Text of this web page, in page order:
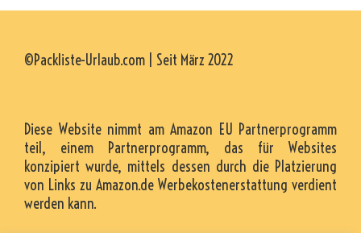
©Packliste-Urlaub.com | Seit März 2022
Diese Website nimmt am Amazon EU Partnerprogramm
teil, einem Partnerprogramm, das für Websites
konzipiert wurde, mittels dessen durch die Platzierung
von Links zu Amazon.de Werbekostenerstattung verdient
werden kann.